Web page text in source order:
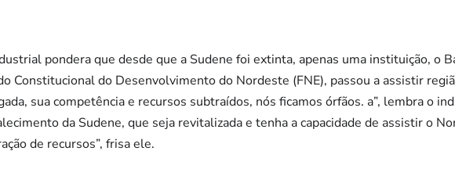
pondera que desde que a Sudene foi extinta, apenas uma instituição, o
Constitucional do Desenvolvimento do Nordeste (FNE), passou a assistir
sua competência e recursos subtraídos, nós ficamos órfãos. a”, lembra o
da Sudene, que seja revitalizada e tenha a capacidade de assistir o
de recursos”, frisa ele.